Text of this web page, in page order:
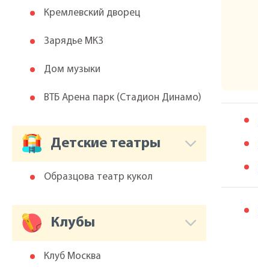
Кремлевский дворец
Зарядье МКЗ
Дом музыки
ВТБ Арена парк (Cтадион Динамо)
Детские театры
Образцова театр кукол
Клубы
Клуб Москва